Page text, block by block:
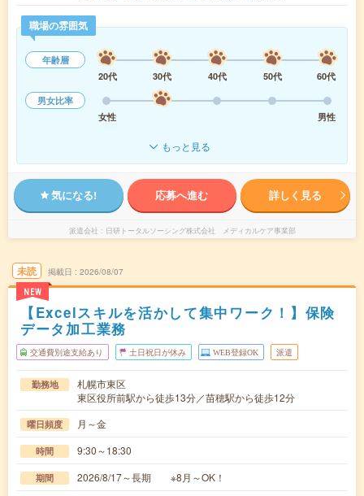
職場の雰囲気
年齢層
20代
30代 40代 50代
60代
男女比率
女性
男性
もっと見る
気になる! 応募へ進む 詳しく見る
派遣会社 日研トータルソーシング株式会社 メディカルケア事業部
未読
NEW
掲載日 2026/08/07
【Excelスキルを活かして集中ワーク！】保険
データ加工業務
交通費別途支給あり 土日祝日が休み WEB登録OK 派遣
勤務地
札幌市東区
東区役所前駅から徒歩13分／苗穂駅から徒歩12分
曜日頻度 月～金
時間 9:30～18:30
期間 2026/8/17～長期 ※8月～OK！